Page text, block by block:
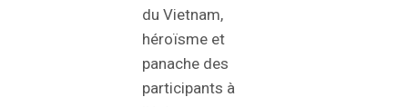
du Vietnam,
héroïsme et
panache des
participants à